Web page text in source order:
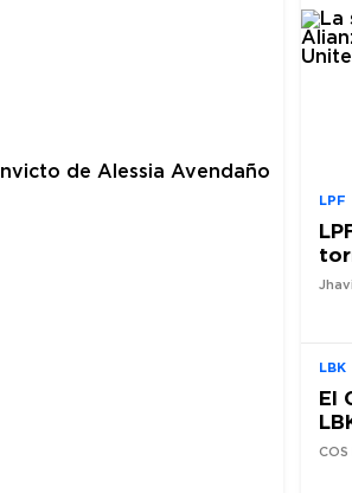
LPF
LBK
El
COS